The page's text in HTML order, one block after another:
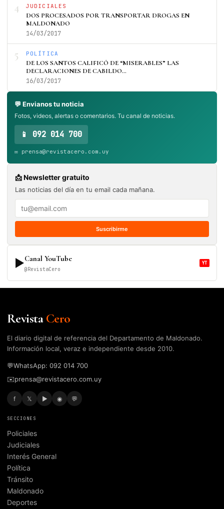
4 JUDICIALES
DOS PROCESADOS POR TRANSPORTAR DROGAS EN
MALDONADO
14/03/2017
5 POLÍTICA
DE LOS SANTOS CALIFICÓ DE “MISERABLES” LAS
DECLARACIONES DE CABILDO…
16/03/2017
💬 Envianos tu noticia
Fotos, videos, alertas o comentarios. Tu canal de noticias.
📱 092 014 700
✉️ prensa@revistacero.com.uy
📩 Newsletter gratuito
Las noticias del día en tu email cada mañana.
Suscribirme
▶Canal YouTube
@RevistaCero
YT
RevistaCero
El diario digital de referencia del Departamento de Maldonado.
Información local, veraz e independiente desde 2010.
💬WhatsApp: 092 014 700
✉️prensa@revistacero.com.uy
f 𝕏 ▶ ◉ 💬
SECCIONES
Policiales
Judiciales
Interés General
Política
Tránsito
Maldonado
Deportes